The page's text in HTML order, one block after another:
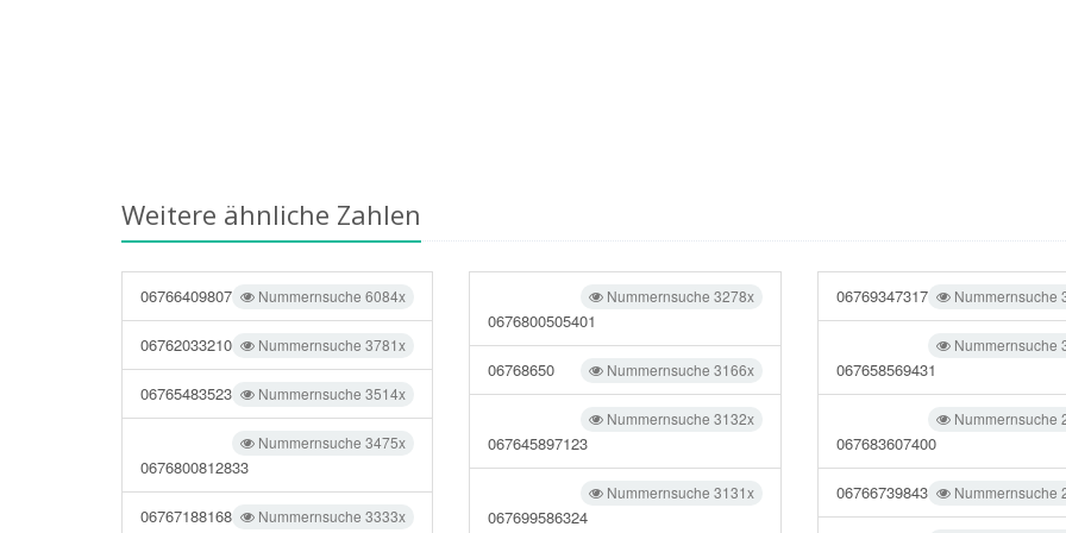
Weitere ähnliche Zahlen
Nummernsuche 6084x
06766409807
Nummernsuche 3781x
06762033210
Nummernsuche 3514x
06765483523
Nummernsuche 3475x
0676800812833
Nummernsuche 3333x
06767188168
Nummernsuche 3278x
0676800505401
Nummernsuche 3166x
06768650
Nummernsuche 3132x
067645897123
Nummernsuche 3131x
067699586324
Nummernsuche
06769347317
Nummernsuche
067658569431
Nummernsuche
067683607400
Nummernsuche
06766739843